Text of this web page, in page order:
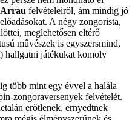
felvételeiről, ám mindig jó
A négy zongorista,
meglehetősen eltérő
művészek is egyszersmind,
hallgatni játékukat komoly
több mint egy évvel a halála
zongoraversenyek felvételét.
erőtlenek, ernyedtnek